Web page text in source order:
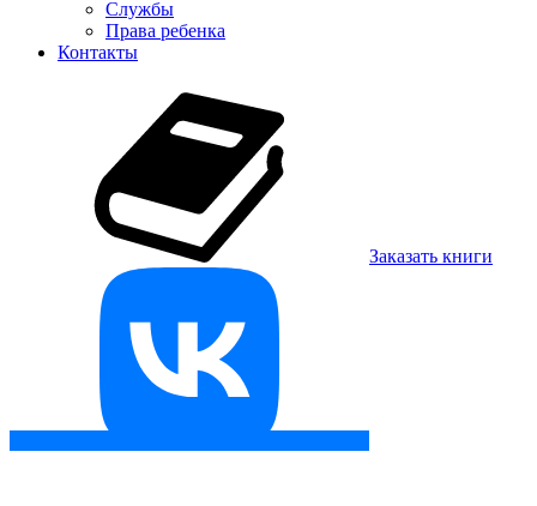
Службы
Права ребенка
Контакты
Заказать книги